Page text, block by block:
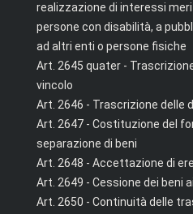
realizzazione di interessi
persone con disabilità, a
ad altri enti o persone fisiche
Art. 2645 quater -
vincolo
Art. 2646 - Trascrizione delle
Art. 2647 - Costituzione del
separazione di beni
Art. 2648 - Accettazione di
Art. 2649 - Cessione dei beni
Art. 2650 - Continuità delle